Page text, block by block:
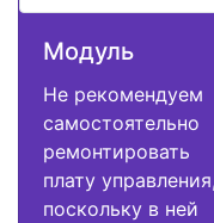
Модуль
Не рекомендуем
самостоятельно
ремонтировать
плату управления,
поскольку в ней